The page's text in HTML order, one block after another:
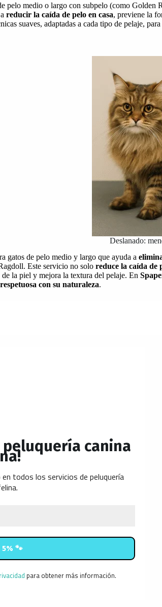
pelo medio o largo con subpelo (como Golden
reducir la caída de pelo en casa, previene la
suaves, adaptadas a cada tipo de pelaje,
Deslanado:
gatos de pelo medio y largo que ayuda a
Este servicio no solo reduce la caída de
la piel y mejora la textura del pelaje. En
con su naturaleza.
peluquería canina
todos los servicios de peluquería
para obtener más información.